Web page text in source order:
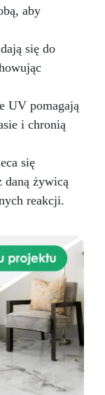
aby
się do
UV pomagają
i chronią
się
daną żywicą
reakcji.